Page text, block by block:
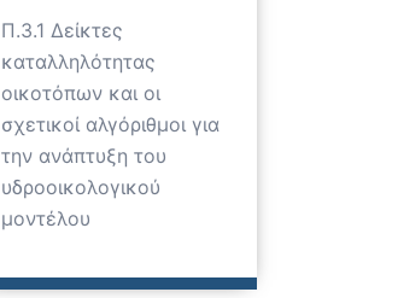
Π.3.1 Δείκτες
καταλληλότητας
οικοτόπων και οι
σχετικοί αλγόριθμοι για
την ανάπτυξη του
υδροοικολογικού
μοντέλου